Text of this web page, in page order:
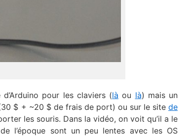
pour les claviers (là ou là) mais un
$ + ~20 $ de frais de port) ou sur le site de
les souris. Dans la vidéo, on voit qu’il a le
l’époque sont un peu lentes avec les OS